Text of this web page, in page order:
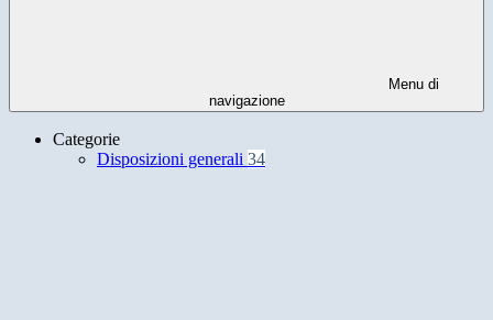
Menu di
navigazione
Categorie
Disposizioni generali 34